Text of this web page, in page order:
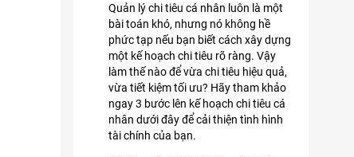
Quản lý chi tiêu cá nhân luôn là một
bài toán khó, nhưng nó không hề
phức tạp nếu bạn biết cách xây dựng
một kế hoạch chi tiêu rõ ràng. Vậy
làm thế nào để vừa chi tiêu hiệu quả,
vừa tiết kiệm tối ưu? Hãy tham khảo
ngay 3 bước lên kế hoạch chi tiêu cá
nhân dưới đây để cải thiện tình hình
tài chính của bạn.